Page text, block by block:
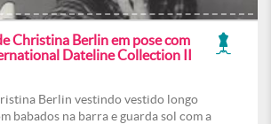
Christina Berlin em pose com
Dateline Collection II
Berlin vestindo vestido longo
babados na barra e guarda sol com a